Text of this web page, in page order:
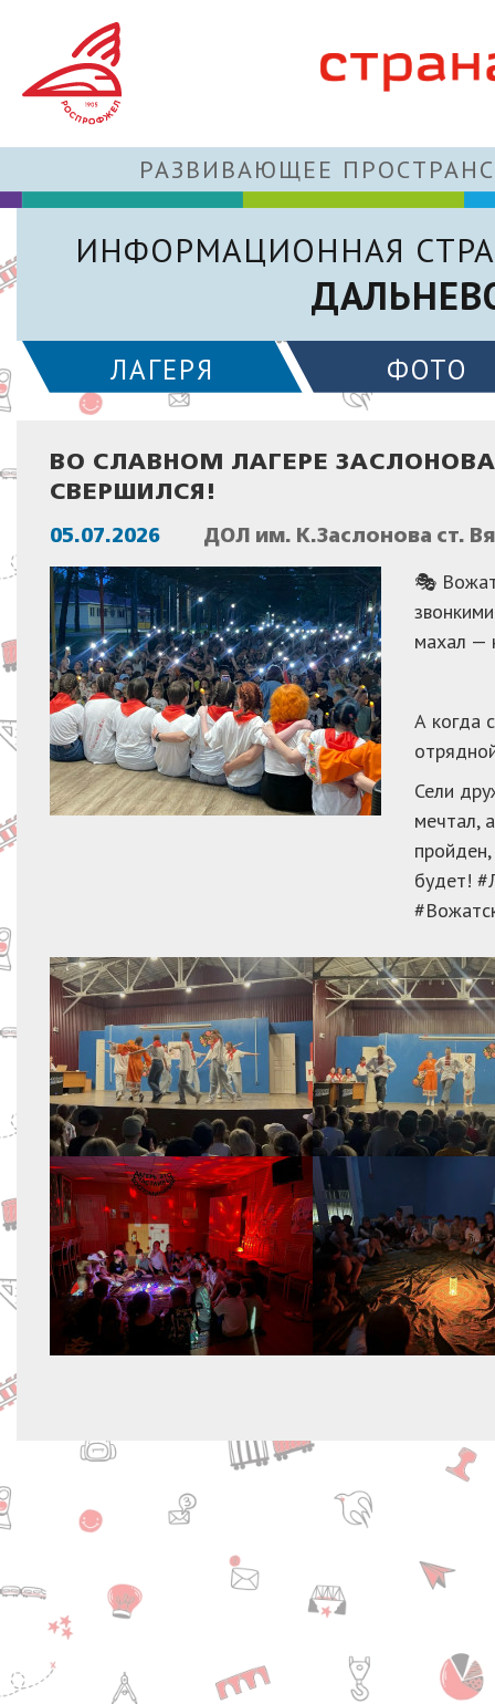
РАЗВИВАЮЩЕЕ
ИНФОРМАЦИОННАЯ
ЛАГЕРЯ ФОТО
ВО СЛАВНОМ ЛАГЕРЕ
СВЕРШИЛСЯ!
05.07.2026 ДОЛ им. К.Заслонова ст.
🎭
махал —
А когда
Сели
мечтал,
будет!